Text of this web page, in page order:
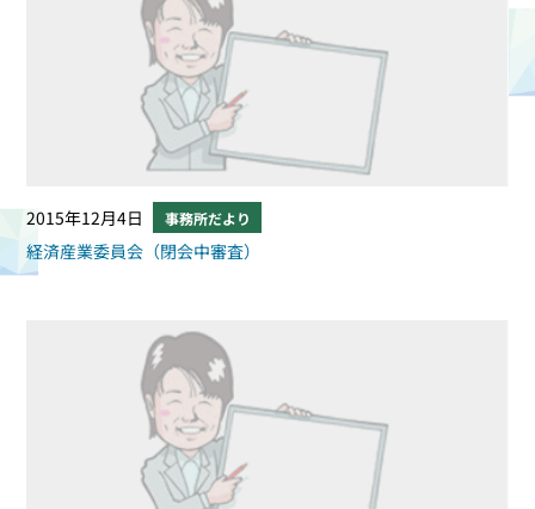
2015年12月4日 事務所だより
経済産業委員会（閉会中審査）